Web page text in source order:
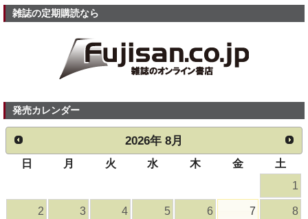
雑誌の定期購読なら
発売カレンダー
2026年 8月
日 月 火 水 木 金
土
1
2 3 4 5 6 7 8